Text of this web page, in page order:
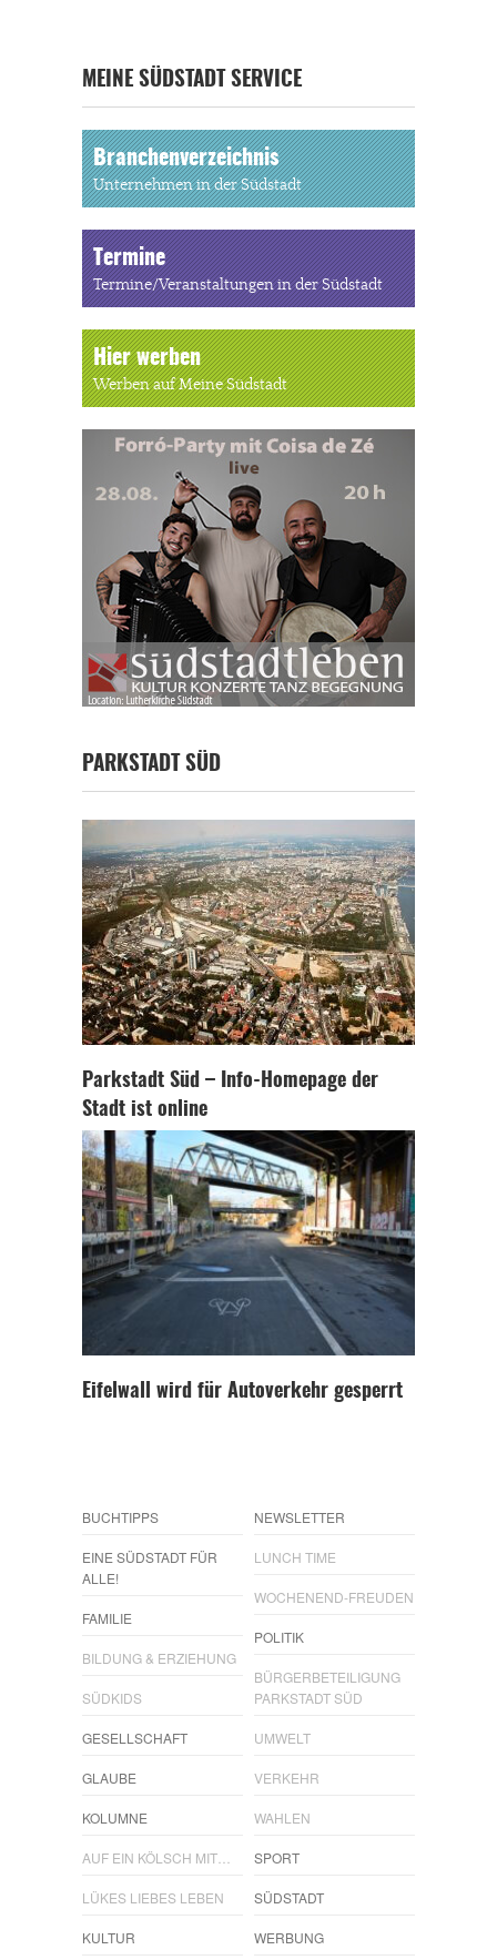
MEINE SÜDSTADT SERVICE
Branchenverzeichnis
Unternehmen in der Südstadt
Termine
Termine/Veranstaltungen in der Südstadt
Hier werben
Werben auf Meine Südstadt
PARKSTADT SÜD
Parkstadt Süd – Info-Homepage der
Stadt ist online
Eifelwall wird für Autoverkehr gesperrt
BUCHTIPPS
EINE SÜDSTADT FÜR
ALLE!
FAMILIE
BILDUNG & ERZIEHUNG
SÜDKIDS
GESELLSCHAFT
GLAUBE
KOLUMNE
AUF EIN KÖLSCH MIT…
LÜKES LIEBES LEBEN
KULTUR
NEWSLETTER
LUNCH TIME
WOCHENEND-FREUDEN
POLITIK
BÜRGERBETEILIGUNG
PARKSTADT SÜD
UMWELT
VERKEHR
WAHLEN
SPORT
SÜDSTADT
WERBUNG